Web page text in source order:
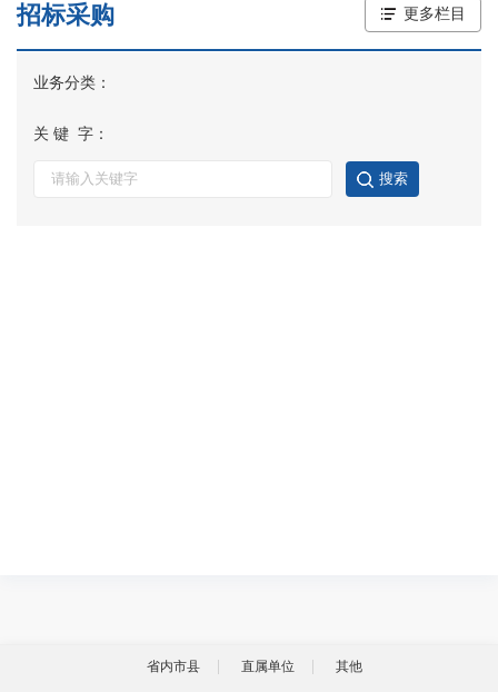
招标采购 更多栏目
业务分类：
关 键 字：
省内市县 直属单位 其他